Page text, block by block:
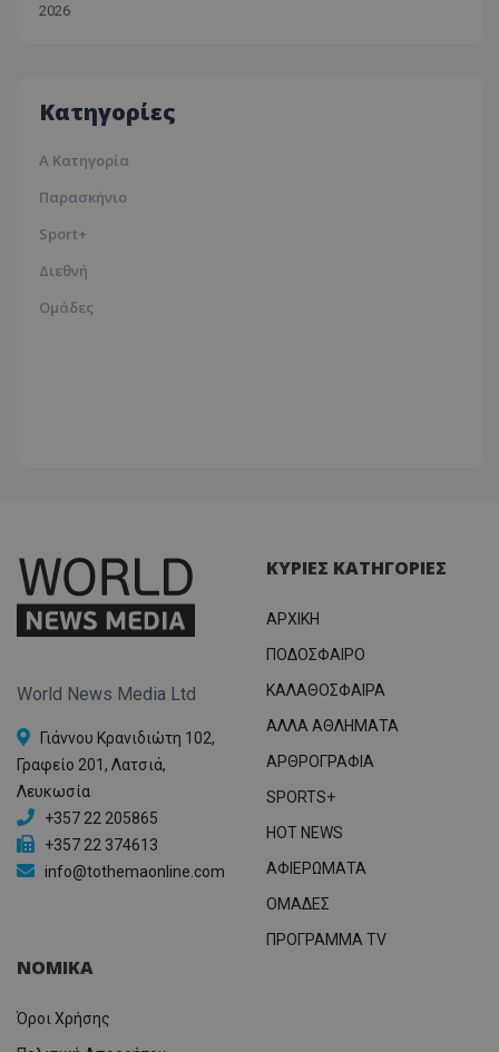
2026
Κατηγορίες
Α Κατηγορία
Παρασκήνιο
Sport+
Διεθνή
Ομάδες
World News Media Ltd
Γιάννου Κρανιδιώτη 102,
Γραφείο 201, Λατσιά,
Λευκωσία
+357 22 205865
+357 22 374613
info@tothemaonline.com
ΚΥΡΙΕΣ ΚΑΤΗΓΟΡΙΕΣ
ΑΡΧΙΚΗ
ΠΟΔΟΣΦΑΙΡΟ
ΚΑΛΑΘΟΣΦΑΙΡΑ
ΑΛΛΑ ΑΘΛΗΜΑΤΑ
ΑΡΘΡΟΓΡΑΦΙΑ
SPORTS+
HOT NEWS
ΑΦΙΕΡΩΜΑΤΑ
ΟΜΑΔΕΣ
ΠΡΟΓΡΑΜΜΑ TV
ΝΟΜΙΚΑ
Όροι Χρήσης